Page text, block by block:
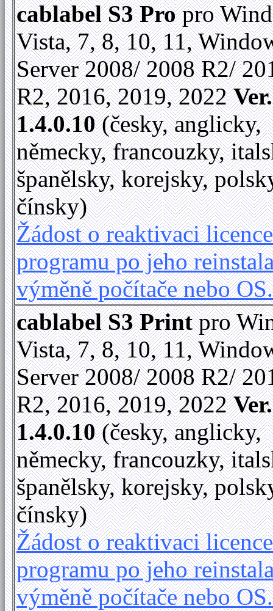
cablabel S3 Propro
Vista, 7, 8, 10, 11,
Server 2008/ 2008 R2/
R2, 2016, 2019, 2022Ver.
1.4.0.10(česky, anglicky,
německy, francouzky,
španělsky, korejsky,
čínsky)
Žádost o reaktivaci licence
programu po jeho
výměně počítače nebo
cablabel S3 Printpro
Vista, 7, 8, 10, 11,
Server 2008/ 2008 R2/
R2, 2016, 2019, 2022Ver.
1.4.0.10(česky, anglicky,
německy, francouzky,
španělsky, korejsky,
čínsky)
Žádost o reaktivaci licence
programu po jeho
výměně počítače nebo